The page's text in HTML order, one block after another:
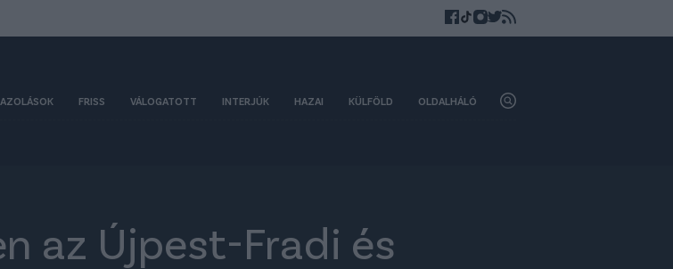
FRISS VÁLOGATOTT INTERJÚK HAZAI KÜLFÖLD OLDALHÁLÓ
az Újpest-Fradi és